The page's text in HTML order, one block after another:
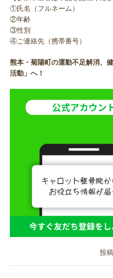
①氏名（フルネーム）
②年齢
③性別
④ご連絡先（携帯番号）
熊本・菊陽町の運動不足解消、
活動」へ！
投